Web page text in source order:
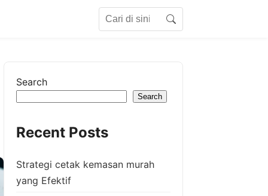
Search
Search
Search
Recent Posts
Strategi cetak kemasan murah
yang Efektif